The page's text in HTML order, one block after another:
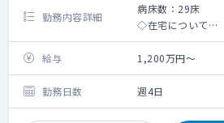
勤務内容詳細
病床数：29床
◇在宅について
居宅、サ高住「
ている特養老人ホ
回診をお願いし
◇週5日のうち在宅
1.5日の割合とな
給与 1,200万円～
勤務日数 週4日